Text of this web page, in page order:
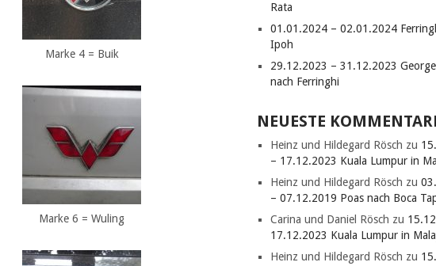
Marke 4 = Buik
Marke 6 = Wuling
Rata
01.01.2024 – 02.01.2024
Ipoh
29.12.2023 – 31.12.2023
nach Ferringhi
NEUESTE
Heinz und Hildegard Rösch zu
– 17.12.2023 Kuala Lumpur in
Heinz und Hildegard Rösch zu
– 07.12.2019 Poas nach Boca
Carina und Daniel Rösch zu
17.12.2023 Kuala Lumpur in
Heinz und Hildegard Rösch zu